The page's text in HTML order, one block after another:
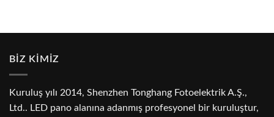
BİZ KİMİZ
Kuruluş yılı 2014, Shenzhen Tonghang Fotoelektrik A.Ş.,
Ltd.. LED pano alanına adanmış profesyonel bir kuruluştur,